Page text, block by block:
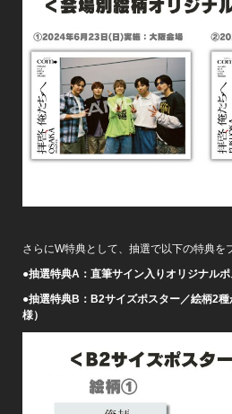
さらにW特典として、抽選で以下の特典を
●抽選特典A：直筆サイン入りオリジナルポ
●抽選特典B：B2サイズポスター／絵柄2
様）